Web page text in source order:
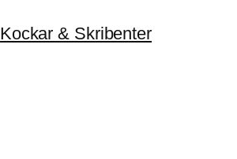
Kockar & Skribenter